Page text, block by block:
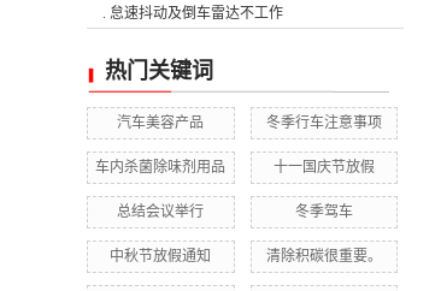
. 怠速抖动及倒车雷达不工作
热门关键词
汽车美容产品 冬季行车注意事项
车内杀菌除味剂用品 十一国庆节放假
总结会议举行 冬季驾车
中秋节放假通知 清除积碳很重要。